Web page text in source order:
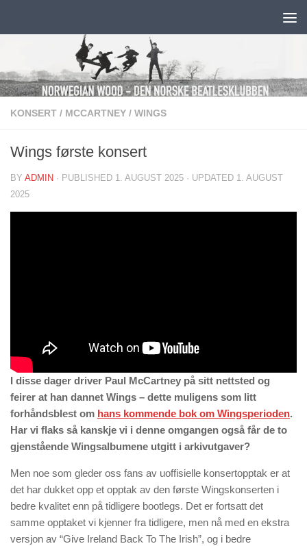
KONSERT / MCCARTNEY / WINGS
Wings første konsert
BY ADMIN · PUBLISHED 1. AUGUST 2025 · UPDATED 1. AUGUST
2025
I disse dager driver Paul McCartney på sitt nettsted og
feirer at han dannet Wings – dette muligens som litt
forhåndsblest om hans kommende bok om Wingsperioden.
Har vi flaks så kanskje vi i denne omgangen også får de to
gjenstående Wingsalbumene utgitt i arkivutgaver?
Men noe som gleder oss fans av uoffisielle konsertopptak er at
det har dukket opp et opptak av den første Wingskonserten i
bedre kvalitet enn på tidligere bootlegs. Det er fortsatt det
samme opptaket vi kjenner fra tidligere, men nå med en ekstra
versjon av “Give Ireland Back To The Irish”, og i bedre